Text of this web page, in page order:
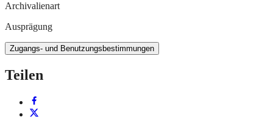
Archivalienart
Ausprägung
Zugangs- und Benutzungsbestimmungen
Teilen